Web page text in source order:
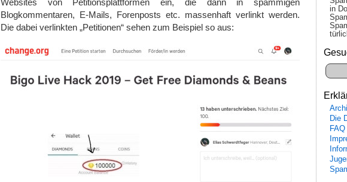
Websites von Petitionsplattformen ein, die dann in spammigen
Blogkommentaren, E-Mails, Forenposts etc. massenhaft verlinkt werden.
Die dabei verlinkten „Petitionen“ sehen zum Beispiel so aus:
in
Die
FAQ